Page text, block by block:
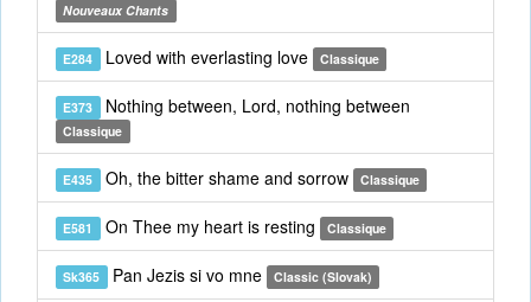
Nouveaux Chants
E284 Loved with everlasting love Classique
E373 Nothing between, Lord, nothing between
Classique
E435 Oh, the bitter shame and sorrow Classique
E581 On Thee my heart is resting Classique
Sk365 Pan Jezis si vo mne Classic (Slovak)